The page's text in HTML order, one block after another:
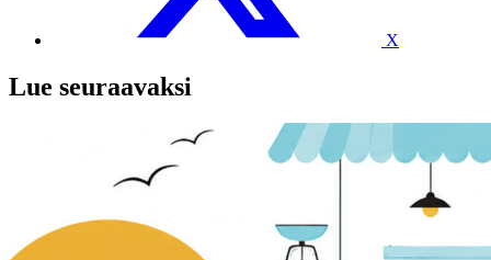
X
Lue seuraavaksi